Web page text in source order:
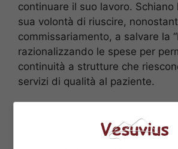
continuare il suo lavoro. Schiano
sua volontà di riuscire,
commissariamento, a salvare la
razionalizzando le spese per
continuità a strutture che
servizi di qualità al paziente.